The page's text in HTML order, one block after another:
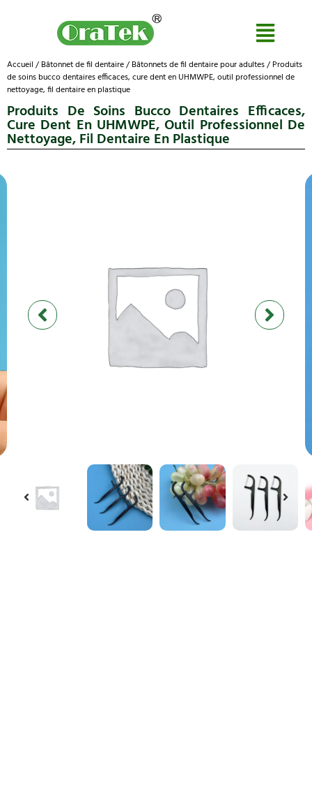
Accueil / Bâtonnet de fil dentaire/ Bâtonnets de fil dentaire pour adultes/ Produits
de soins bucco dentaires efficaces, cure dent en UHMWPE, outil professionnel de
nettoyage, fil dentaire en plastique
Produits De Soins Bucco Dentaires Efficaces,
Cure Dent En UHMWPE, Outil Professionnel De
Nettoyage, Fil Dentaire En Plastique